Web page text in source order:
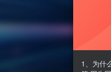
1、为什